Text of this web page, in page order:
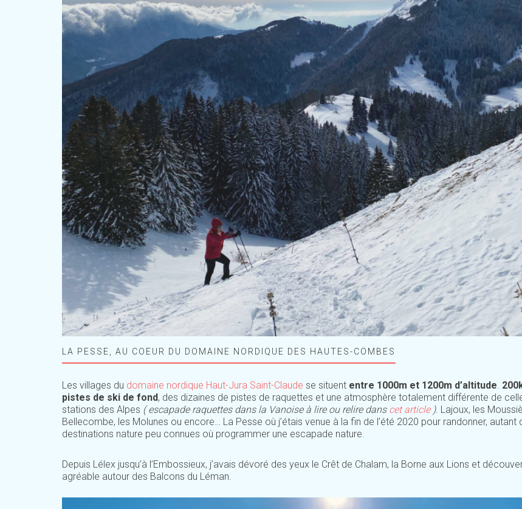
LA PESSE, AU COEUR DU DOMAINE NORDIQUE DES HAUTES-COMBES
Les villages du domaine nordique Haut-Jura Saint-Claude se situent entre 1000m et 1200m d’altitude.
pistes de ski de fond, des dizaines de pistes de raquettes et une atmosphère totalement différente de
stations des Alpes ( escapade raquettes dans la Vanoise à lire ou relire dans cet article). Lajoux, les
Bellecombe, les Molunes ou encore… La Pesse où j’étais venue à la fin de l’été 2020 pour randonner, autant
destinations nature peu connues où programmer une escapade nature.
Depuis Lélex jusqu’à l’Embossieux, j’avais dévoré des yeux le Crêt de Chalam, la Borne aux Lions et
agréable autour des Balcons du Léman.